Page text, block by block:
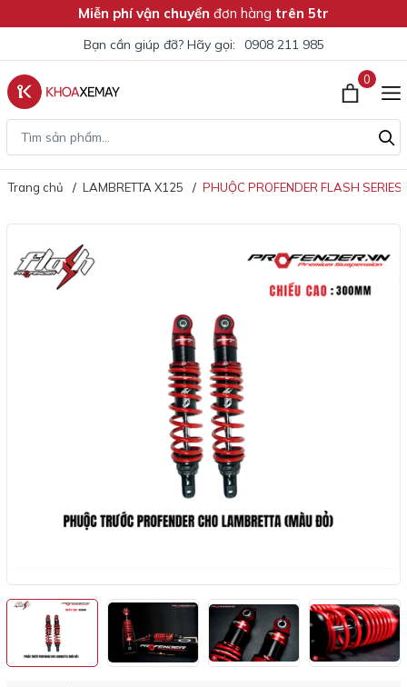
Miễn phí vận chuyển đơn hàng trên 5tr
Bạn cần giúp đỡ? Hãy gọi: 0908 211 985
0
Trang chủ LAMBRETTA X125 PHUỘC PROFENDER FLASH